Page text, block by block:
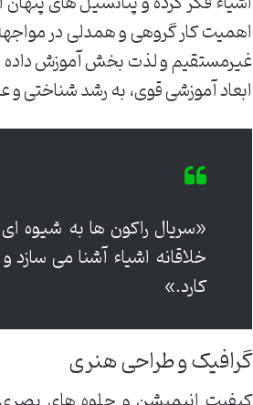
اهمیت کار گروهی و همدلی در
غیرمستقیم و لذت بخش آموزش داده
ابعاد آموزشی قوی، به رشد شناختی
«سریال راکون ها به شیوه
خلاقانه اشیاء آشنا می
کارد.»
گرافیک و طراحی هنری